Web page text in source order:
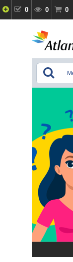
0 0 0